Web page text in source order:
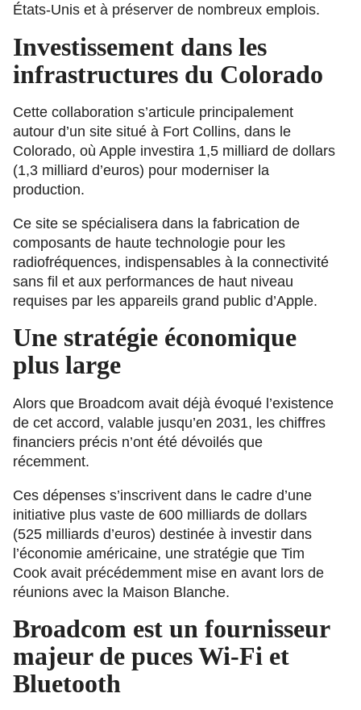
États-Unis et à préserver de nombreux emplois.
Investissement dans les
infrastructures du Colorado
Cette collaboration s’articule principalement
autour d’un site situé à Fort Collins, dans le
Colorado, où Apple investira 1,5 milliard de dollars
(1,3 milliard d’euros) pour moderniser la
production.
Ce site se spécialisera dans la fabrication de
composants de haute technologie pour les
radiofréquences, indispensables à la connectivité
sans fil et aux performances de haut niveau
requises par les appareils grand public d’Apple.
Une stratégie économique
plus large
Alors que Broadcom avait déjà évoqué l’existence
de cet accord, valable jusqu’en 2031, les chiffres
financiers précis n’ont été dévoilés que
récemment.
Ces dépenses s’inscrivent dans le cadre d’une
initiative plus vaste de 600 milliards de dollars
(525 milliards d’euros) destinée à investir dans
l’économie américaine, une stratégie que Tim
Cook avait précédemment mise en avant lors de
réunions avec la Maison Blanche.
Broadcom est un fournisseur
majeur de puces Wi-Fi et
Bluetooth